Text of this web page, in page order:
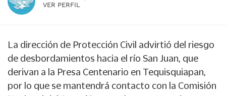
VER PERFIL
La dirección de Protección Civil advirtió del riesgo
de desbordamientos hacia el río San Juan, que
derivan a la Presa Centenario en Tequisquiapan,
por lo que se mantendrá contacto con la Comisión